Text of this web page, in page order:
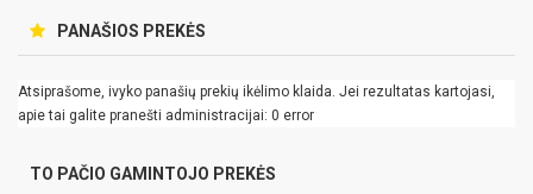
PANAŠIOS PREKĖS
Atsiprašome, ivyko panašių prekių ikėlimo klaida. Jei rezultatas kartojasi,
apie tai galite pranešti administracijai: 0 error
TO PAČIO GAMINTOJO PREKĖS